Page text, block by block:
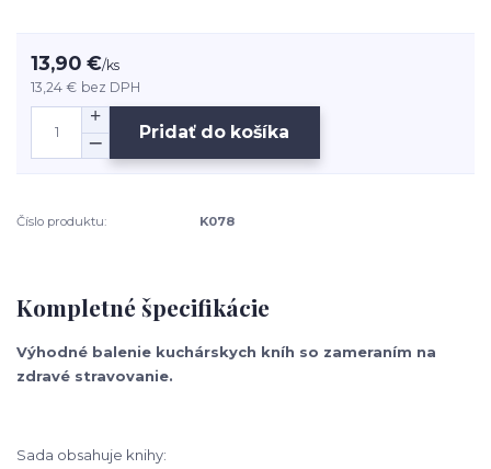
13,90 €/ks
13,24 € bez DPH
Pridať do košíka
Číslo produktu: K078
Kompletné špecifikácie
Výhodné balenie kuchárskych kníh so zameraním na
zdravé stravovanie.
Sada obsahuje knihy: